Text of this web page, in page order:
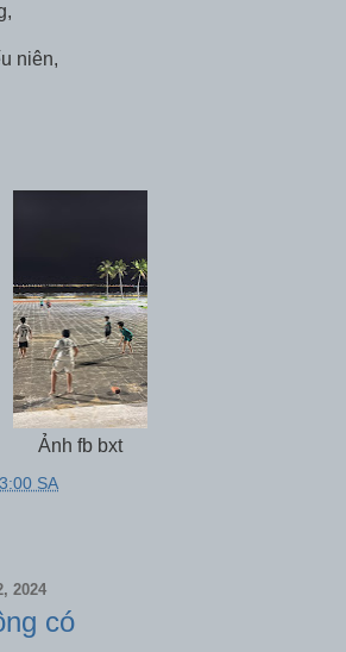
niên,
Ảnh fb bxt
SA
2024
có